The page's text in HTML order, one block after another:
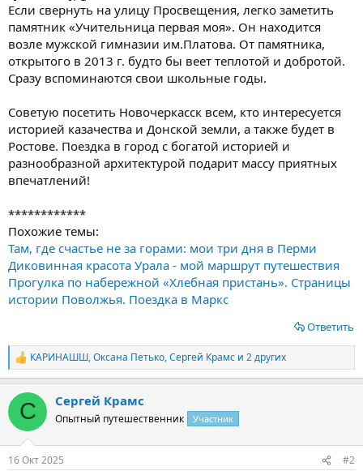
Если свернуть на улицу Просвещения, легко заметить
памятник «Учительница первая моя». Он находится
возле мужской гимназии им.Платова. От памятника,
открытого в 2013 г. будто бы веет теплотой и добротой.
Сразу вспоминаются свои школьные годы.
Советую посетить Новочеркасск всем, кто интересуется
историей казачества и Донской земли, а также будет в
Ростове. Поездка в город с богатой историей и
разнообразной архитектурой подарит массу приятных
впечатлений!
************
Похожие темы:
Там, где счастье не за горами: мои три дня в Перми
Диковинная красота Урала - мой маршрут путешествия
Прогулка по набережной «Хлебная пристань». Страницы
истории Поволжья. Поездка в Маркс
Ответить
Р
е
к
и
КАРИНАШШ,Оксана Петько,Сергей Крамс и 2 других
С Сергей Крамс
Опытный путешественник Участник
16 Окт 2025 #2